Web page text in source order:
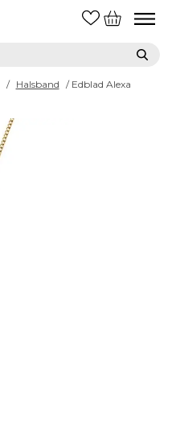
/ Halsband / Edblad Alexa